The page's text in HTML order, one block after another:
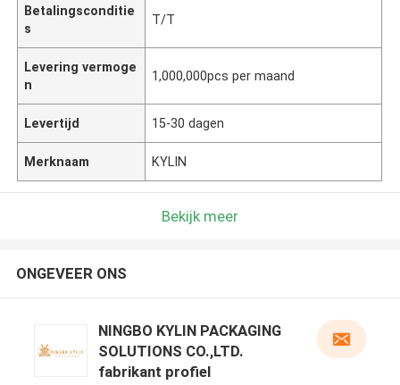
Betalingsconditie
s
T/T
Levering vermoge
n
1,000,000pcs per maand
Levertijd 15-30 dagen
Merknaam KYLIN
Bekijk meer
ONGEVEER ONS
NINGBO KYLIN PACKAGING
SOLUTIONS CO.,LTD.
fabrikant profiel